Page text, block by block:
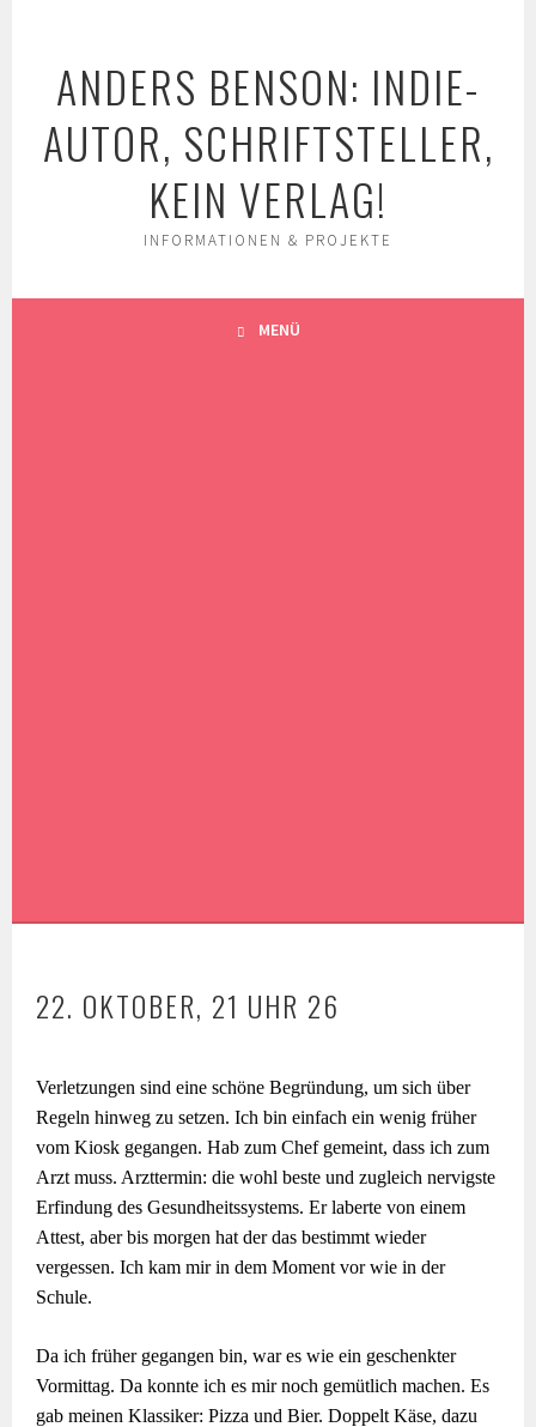
ANDERS BENSON: INDIE-
AUTOR, SCHRIFTSTELLER,
KEIN VERLAG!
INFORMATIONEN & PROJEKTE
MENÜ
22. OKTOBER, 21 UHR 26
Verletzungen sind eine schöne Begründung, um sich über
Regeln hinweg zu setzen. Ich bin einfach ein wenig früher
vom Kiosk gegangen. Hab zum Chef gemeint, dass ich zum
Arzt muss. Arzttermin: die wohl beste und zugleich nervigste
Erfindung des Gesundheitssystems. Er laberte von einem
Attest, aber bis morgen hat der das bestimmt wieder
vergessen. Ich kam mir in dem Moment vor wie in der
Schule.
Da ich früher gegangen bin, war es wie ein geschenkter
Vormittag. Da konnte ich es mir noch gemütlich machen. Es
gab meinen Klassiker: Pizza und Bier. Doppelt Käse, dazu